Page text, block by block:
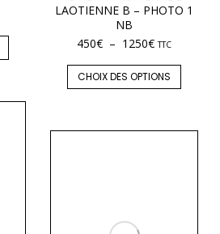
LAOTIENNE B – PHOTO 1
NB
450€ – 1250€ TTC
CHOIX DES OPTIONS